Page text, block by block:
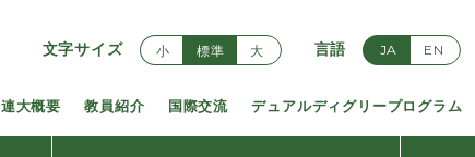
文字サイズ 小 標準 大 言語 JA EN
連大概要 教員紹介 国際交流 デュアルディグリープログラム